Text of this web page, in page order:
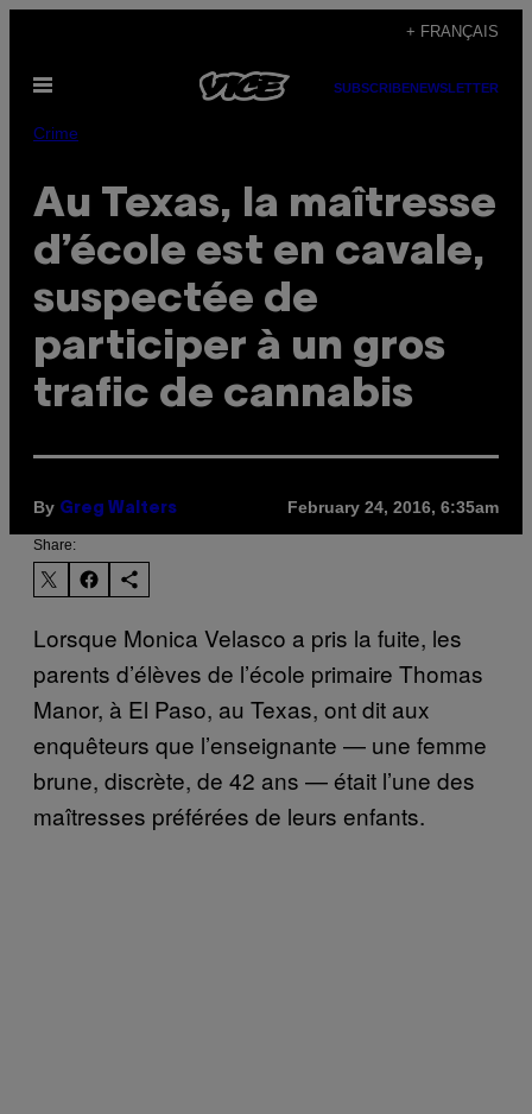
content
+ FRANÇAIS
Open
SUBSCRIBENEWSLETTER
Crime
Au Texas, la maîtresse
d’école est en cavale,
suspectée de
participer à un gros
trafic de cannabis
By Greg Walters February 24, 2016, 6:35am
Share:
Lorsque Monica Velasco a pris la fuite, les
parents d’élèves de l’école primaire Thomas
Manor, à El Paso, au Texas, ont dit aux
enquêteurs que l’enseignante — une femme
brune, discrète, de 42 ans — était l’une des
maîtresses préférées de leurs enfants.